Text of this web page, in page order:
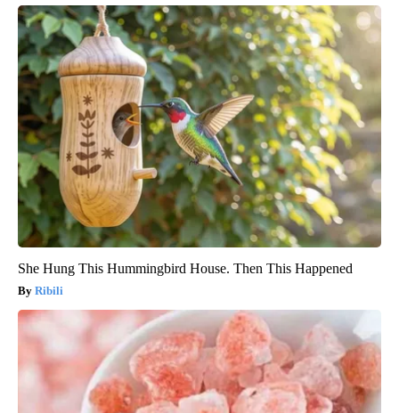
She Hung This Hummingbird House. Then This Happened
Ribili